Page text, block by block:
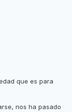
que es para
nos ha pasado